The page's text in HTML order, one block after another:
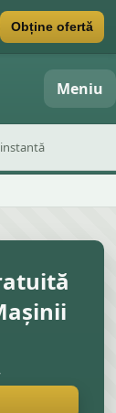
Obține ofertă
Meniu